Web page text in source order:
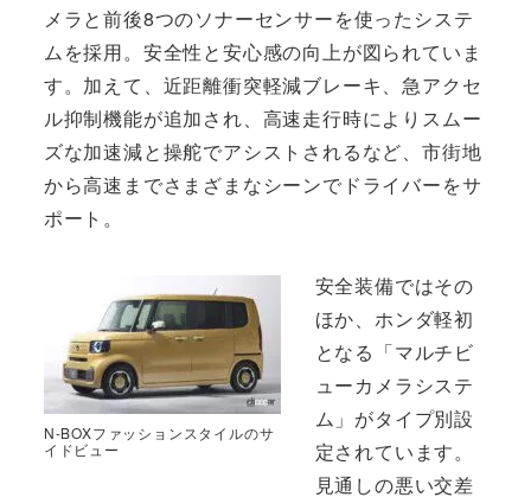
メラと前後8つのソナーセンサーを使ったシステ
ムを採用。安全性と安心感の向上が図られていま
す。加えて、近距離衝突軽減ブレーキ、急アクセ
ル抑制機能が追加され、高速走行時によりスムー
ズな加速減と操舵でアシストされるなど、市街地
から高速までさまざまなシーンでドライバーをサ
ポート。
N-BOXファッションスタイルのサ
イドビュー
安全装備ではその
ほか、ホンダ軽初
となる「マルチビ
ューカメラシステ
ム」がタイプ別設
定されています。
見通しの悪い交差